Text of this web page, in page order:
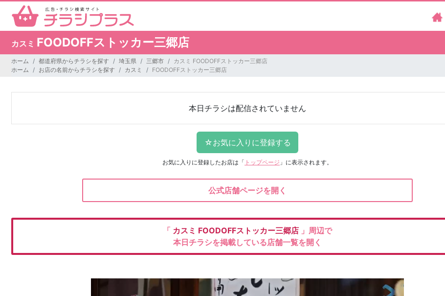
カスミ FOODOFFストッカー三郷店
ホーム 都道府県からチラシを探す 埼玉県 三郷市
カスミ FOODOFFストッカー三郷店
ホーム
お店の名前からチラシを探す カスミ FOODOFFストッカー三郷店
本日チラシは配信されていません
お気に入りに登録したお店は 「 トップページ 」に表示されます。
公式店舗ページを開く
「 カスミ FOODOFFストッカー三郷店 」周辺で
本日チラシを掲載している店舗一覧を開く